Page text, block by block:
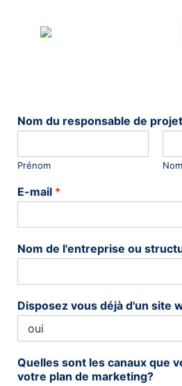
Nom du responsable de projet
Prénom Nom
E-mail *
Nom de l'entreprise ou
Disposez vous déjà d'un site
Quelles sont les canaux que
votre plan de marketing?